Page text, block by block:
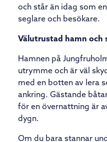
och står än idag som
seglare och besökare.
Välutrustad hamn och
Hamnen på
utrymme och är väl
med en botten av lera
ankring. Gästande
för en övernattning är
dygn.
Om du bara stannar